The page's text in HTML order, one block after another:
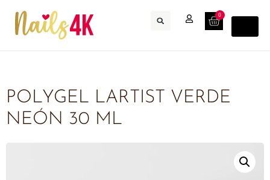
0
POLYGEL LARTIST VERDE
NEÓN 30 ML